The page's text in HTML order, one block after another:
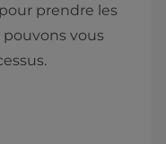
prendre les
vous